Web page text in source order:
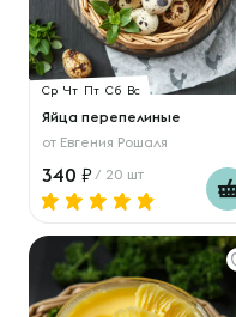
Ср Чт Пт Сб Вс
Яйца перепелиные
от Евгения Рошаля
340 / 20 шт